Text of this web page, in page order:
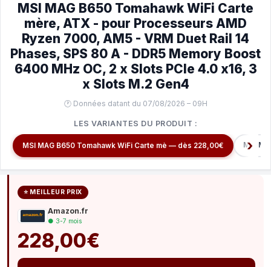
MSI MAG B650 Tomahawk WiFi Carte
mère, ATX - pour Processeurs AMD
Ryzen 7000, AM5 - VRM Duet Rail 14
Phases, SPS 80 A - DDR5 Memory Boost
6400 MHz OC, 2 x Slots PCIe 4.0 x16, 3
x Slots M.2 Gen4
🕐 Données datant du 07/08/2026 – 09H
LES VARIANTES DU PRODUIT :
MSI MAG B650 Tomahawk WiFi Carte mè — dès 228,00€ MSI
⭐ MEILLEUR PRIX
Amazon.fr
● 3-7 mois
228,00€